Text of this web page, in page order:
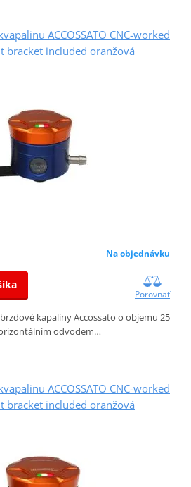
ACCOSSATO CNC-worked
bracket included oranžová
Na objednávku
Porovnať
kapaliny Accossato o objemu 25
odvodem…
ACCOSSATO CNC-worked
bracket included oranžová